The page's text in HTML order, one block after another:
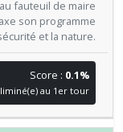
fauteuil de maire
son programme
et la nature.
Score : 0.1%
au 1er tour